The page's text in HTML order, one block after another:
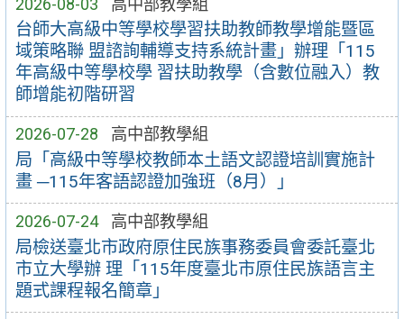
台師大高級中等學校學習扶助教師教學增能暨區
域策略聯 盟諮詢輔導支持系統計畫」辦理「115
年高級中等學校學 習扶助教學（含數位融入）教
師增能初階研習
2026-07-28 高中部教學組
局「高級中等學校教師本土語文認證培訓實施計
畫 ─115年客語認證加強班（8月）」
2026-07-24 高中部教學組
局檢送臺北市政府原住民族事務委員會委託臺北
市立大學辦 理「115年度臺北市原住民族語言主
題式課程報名簡章」